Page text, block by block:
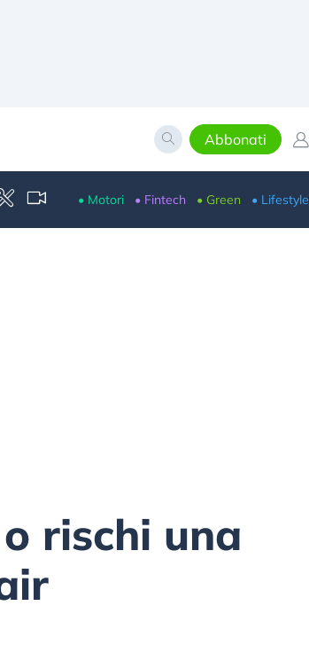
Abbonati
• Motori • Fintech • Green • Lifestyle
rischi una